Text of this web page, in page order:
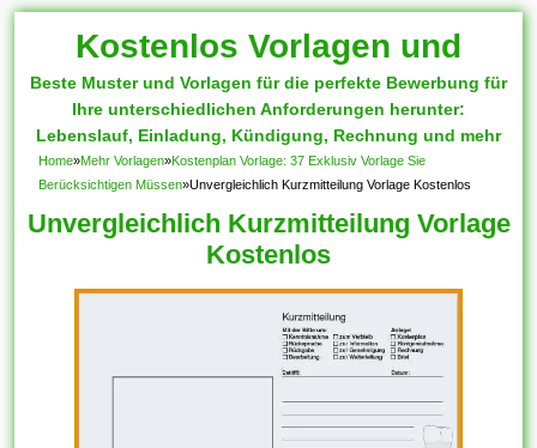
Kostenlos Vorlagen und
Muster
Beste Muster und Vorlagen für die perfekte Bewerbung für
Ihre unterschiedlichen Anforderungen herunter:
Lebenslauf, Einladung, Kündigung, Rechnung und mehr
Home»Mehr Vorlagen»Kostenplan Vorlage: 37 Exklusiv Vorlage Sie
Berücksichtigen Müssen»Unvergleichlich Kurzmitteilung Vorlage Kostenlos
Unvergleichlich Kurzmitteilung Vorlage
Kostenlos